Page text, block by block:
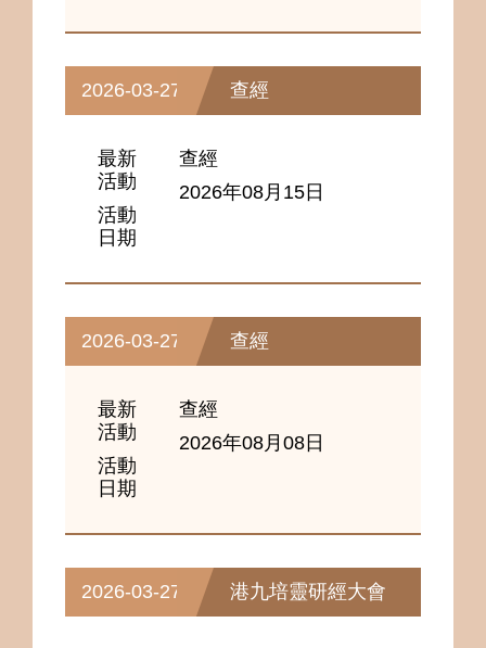
2026-03-27 查經
最新
活動
活動
日期
查經
2026年08月15日
2026-03-27 查經
最新
活動
活動
日期
查經
2026年08月08日
2026-03-27 港九培靈研經大會